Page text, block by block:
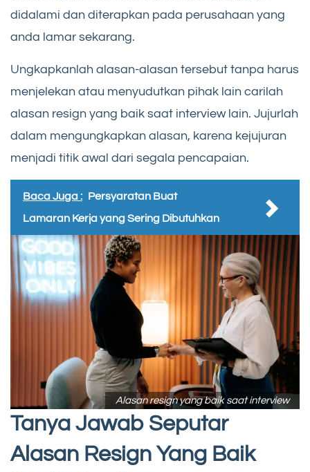
didalami dan diterapkan pada perusahaan yang
anda lamar sekarang.
Ungkapkanlah alasan-alasan tersebut tanpa harus
menjelekan atau menyudutkan pihak lain carilah
alasan resign yang baik saat interview lain. Jujurlah
dalam mengungkapkan alasan, karena kejujuran
menjadi titik awal dari segala pencapaian.
Baca Juga : Persyaratan Buat
Lamaran Kerja yang Sering Dibutuhkan
Alasan resign yang baik saat interview
Tanya Jawab Seputar
Alasan Resign Yang Baik